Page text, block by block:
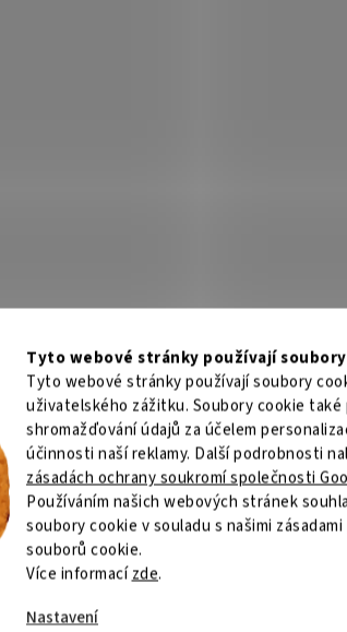
Tyto webové stránky používají
Tyto webové stránky používají soubory
uživatelského zážitku. Soubory cookie také
shromažďování údajů za účelem
účinnosti naší reklamy. Další podrobnosti
zásadách ochrany soukromí společnosti
Používáním našich webových stránek
soubory cookie v souladu s našimi
souborů cookie.
Více informacízde.
Nastavení